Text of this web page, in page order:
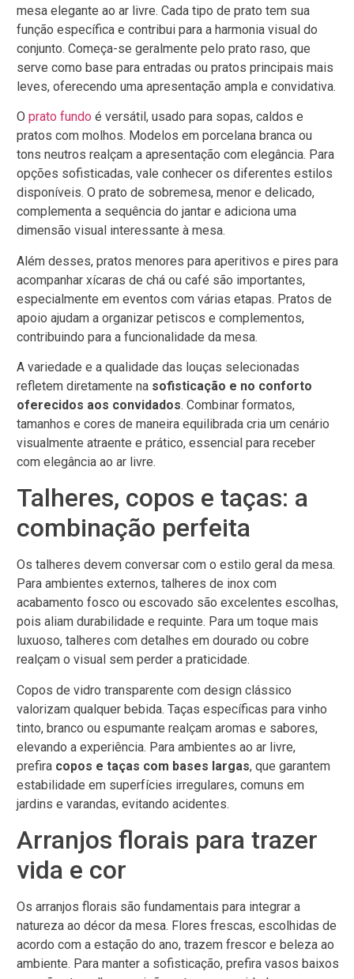
mesa elegante ao ar livre. Cada tipo de prato tem sua
função específica e contribui para a harmonia visual do
conjunto. Começa-se geralmente pelo prato raso, que
serve como base para entradas ou pratos principais mais
leves, oferecendo uma apresentação ampla e convidativa.
O prato fundo é versátil, usado para sopas, caldos e
pratos com molhos. Modelos em porcelana branca ou
tons neutros realçam a apresentação com elegância. Para
opções sofisticadas, vale conhecer os diferentes estilos
disponíveis. O prato de sobremesa, menor e delicado,
complementa a sequência do jantar e adiciona uma
dimensão visual interessante à mesa.
Além desses, pratos menores para aperitivos e pires para
acompanhar xícaras de chá ou café são importantes,
especialmente em eventos com várias etapas. Pratos de
apoio ajudam a organizar petiscos e complementos,
contribuindo para a funcionalidade da mesa.
A variedade e a qualidade das louças selecionadas
refletem diretamente na sofisticação e no conforto
oferecidos aos convidados. Combinar formatos,
tamanhos e cores de maneira equilibrada cria um cenário
visualmente atraente e prático, essencial para receber
com elegância ao ar livre.
Talheres, copos e taças: a
combinação perfeita
Os talheres devem conversar com o estilo geral da mesa.
Para ambientes externos, talheres de inox com
acabamento fosco ou escovado são excelentes escolhas,
pois aliam durabilidade e requinte. Para um toque mais
luxuoso, talheres com detalhes em dourado ou cobre
realçam o visual sem perder a praticidade.
Copos de vidro transparente com design clássico
valorizam qualquer bebida. Taças específicas para vinho
tinto, branco ou espumante realçam aromas e sabores,
elevando a experiência. Para ambientes ao ar livre,
prefira copos e taças com bases largas, que garantem
estabilidade em superfícies irregulares, comuns em
jardins e varandas, evitando acidentes.
Arranjos florais para trazer
vida e cor
Os arranjos florais são fundamentais para integrar a
natureza ao décor da mesa. Flores frescas, escolhidas de
acordo com a estação do ano, trazem frescor e beleza ao
ambiente. Para manter a sofisticação, prefira vasos baixos